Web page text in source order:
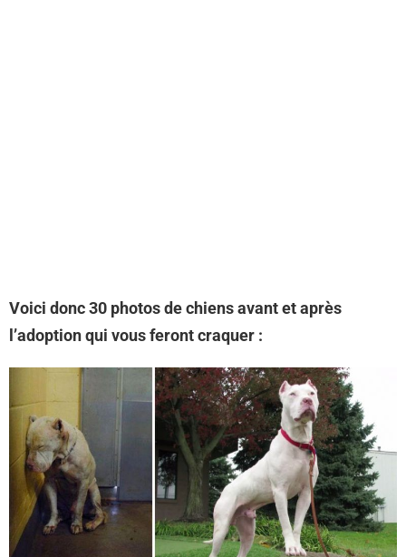
Voici donc 30 photos de chiens avant et après
l’adoption qui vous feront craquer :